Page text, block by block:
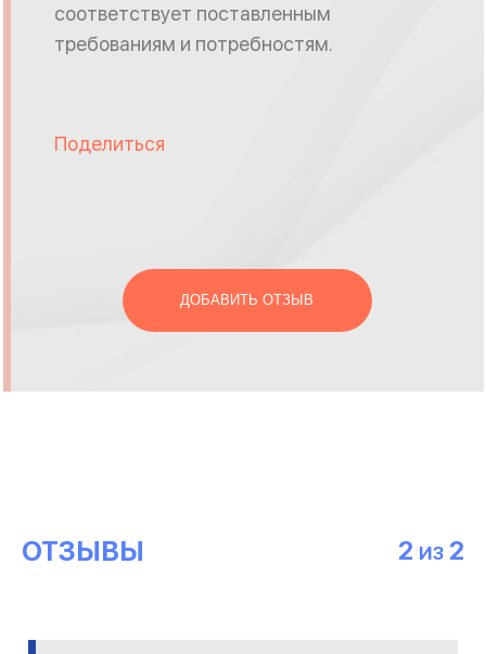
соответствует поставленным
требованиям и потребностям.
Поделиться
ДОБАВИТЬ ОТЗЫВ
ОТЗЫВЫ 2 ИЗ 2